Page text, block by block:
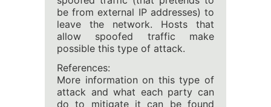
be from external IP addresses) to
leave the network. Hosts that
allow spoofed traffic make
possible this type of attack.
References:
More information on this type of
attack and what each party can
do to mitigate it can be found